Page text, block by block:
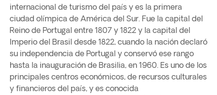
internacional de turismo del país y es la primera
ciudad olímpica de América del Sur. Fue la capital del
Reino de Portugal entre 1807 y 1822 y la capital del
Imperio del Brasil desde 1822, cuando la nación declaró
su independencia de Portugal y conservó ese rango
hasta la inauguración de Brasilia, en 1960. Es uno de los
principales centros económicos, de recursos culturales
y financieros del país, y es conocida